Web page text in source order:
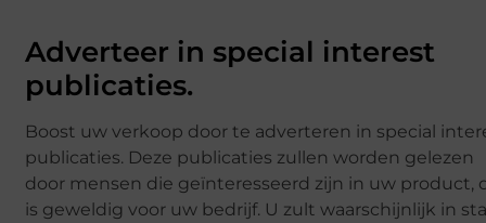
Adverteer in special interest
publicaties.
Boost uw verkoop door te adverteren in special
publicaties. Deze publicaties zullen worden gelezen
door mensen die geïnteresseerd zijn in uw product,
is geweldig voor uw bedrijf. U zult waarschijnlijk in